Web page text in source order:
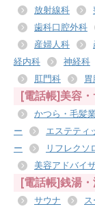
放射線科
歯科口腔外科
産婦人科
経内科
神経科
肛門科
[電話帳]美容
かつら・毛髪業
ー
エステティ
ー
リフレクソ
美容アドバイ
[電話帳]銭湯
サウナ